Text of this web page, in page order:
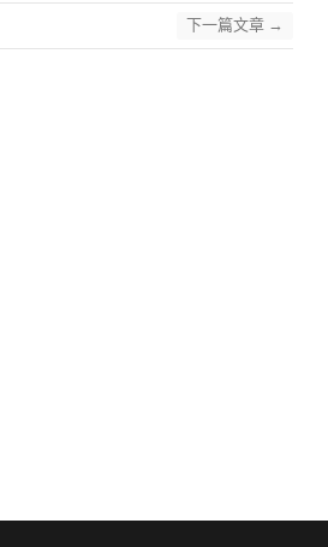
下一篇文章 →